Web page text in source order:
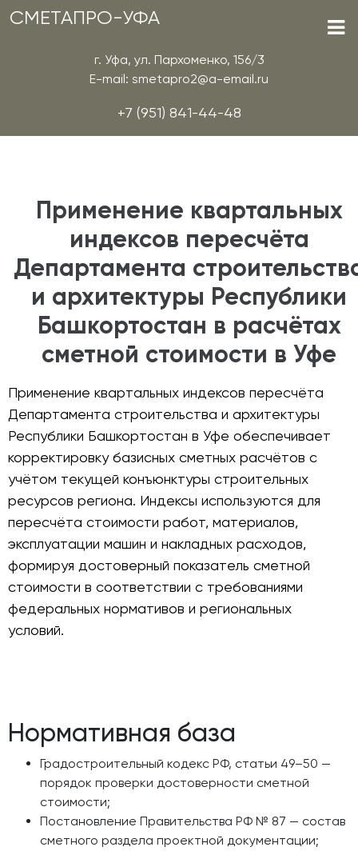
СМЕТАПРО-УФА
г. Уфа, ул. Пархоменко, 156/3
E-mail: smetapro2@a-email.ru
+7 (951) 841-44-48
Применение квартальных
индексов пересчёта
Департамента
и архитектуры Республики
Башкортостан в расчётах
сметной стоимости в Уфе
Применение квартальных индексов пересчёта
Департамента строительства и архитектуры
Республики Башкортостан в Уфе обеспечивает
корректировку базисных сметных расчётов с
учётом текущей конъюнктуры строительных
ресурсов региона. Индексы используются для
пересчёта стоимости работ, материалов,
эксплуатации машин и накладных расходов,
формируя достоверный показатель сметной
стоимости в соответствии с требованиями
федеральных нормативов и региональных
условий.
Нормативная база
Градостроительный кодекс РФ, статьи 49–50 —
порядок проверки достоверности сметной
стоимости;
Постановление Правительства РФ № 87 — состав
сметного раздела проектной документации;